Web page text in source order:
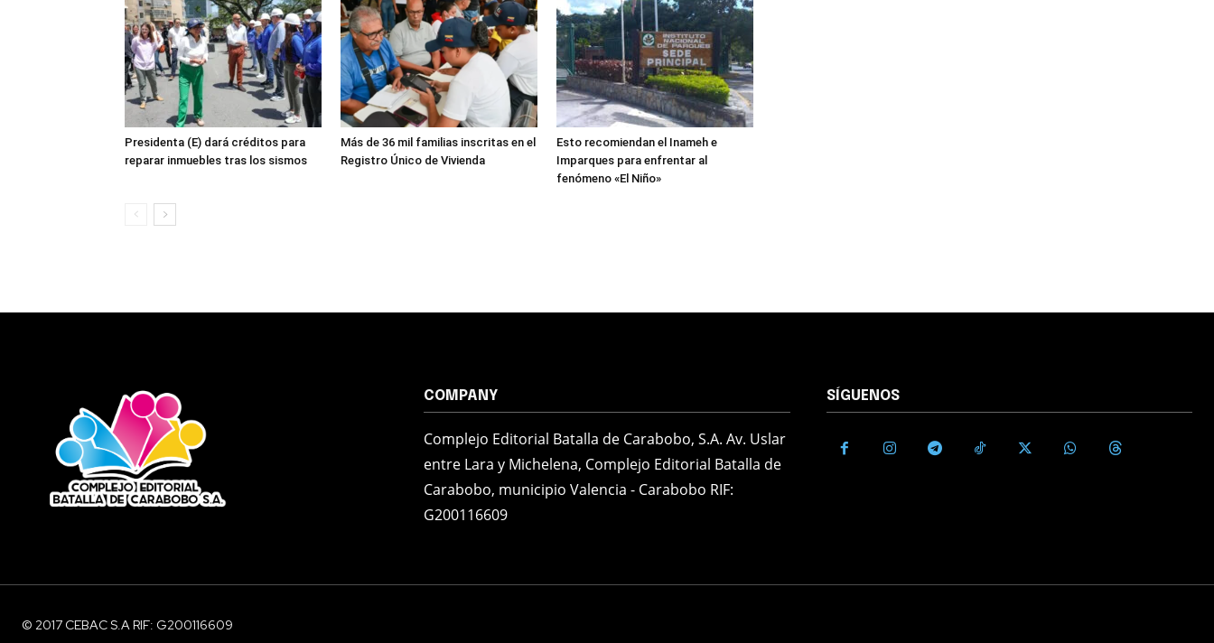
Presidenta (E) dará créditos para
reparar inmuebles tras los sismos
Más de 36 mil familias inscritas en el
Registro Único de Vivienda
Esto recomiendan el Inameh e
Imparques para enfrentar al
fenómeno «El Niño»
COMPANY
Complejo Editorial Batalla de Carabobo, S.A. Av. Uslar
entre Lara y Michelena, Complejo Editorial Batalla de
Carabobo, municipio Valencia - Carabobo RIF:
G200116609
SÍGUENOS
© 2017 CEBAC S.A RIF: G200116609